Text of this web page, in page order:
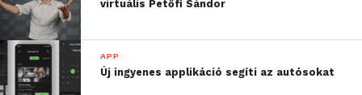
virtuális Petőfi Sándor
APP
Új ingyenes applikáció segíti az autósokat